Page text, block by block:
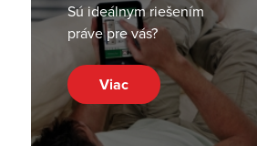
Sú ideálnym riešením
práve pre vás?
Viac